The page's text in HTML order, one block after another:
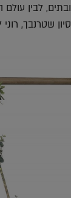
ובתים, לבין
סיון שטרנבך,